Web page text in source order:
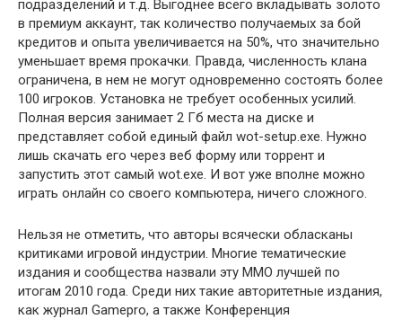
подразделений и т.д. Выгоднее всего вкладывать золото
в премиум аккаунт, так количество получаемых за бой
кредитов и опыта увеличивается на 50%, что значительно
уменьшает время прокачки. Правда, численность клана
ограничена, в нем не могут одновременно состоять более
100 игроков. Установка не требует особенных усилий.
Полная версия занимает 2 Гб места на диске и
представляет собой единый файл wot-setup.exe. Нужно
лишь скачать его через веб форму или торрент и
запустить этот самый wot.exe. И вот уже вполне можно
играть онлайн со своего компьютера, ничего сложного.
Нельзя не отметить, что авторы всячески обласканы
критиками игровой индустрии. Многие тематические
издания и сообщества назвали эту ММО лучшей по
итогам 2010 года. Среди них такие авторитетные издания,
как журнал Gamepro, а также Конференция